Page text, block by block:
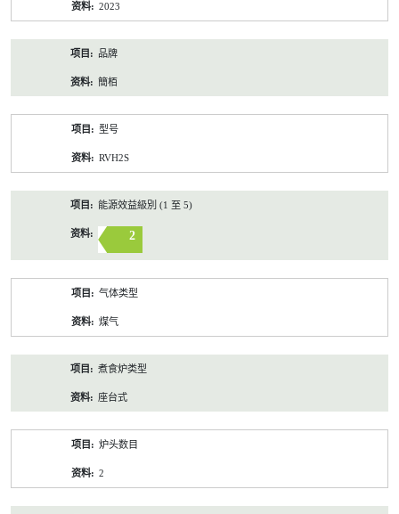
2023
品牌
簡栢
型号
RVH2S
能源效益級別 (1 至 5)
2
气体类型
煤气
煮食炉类型
座台式
炉头数目
2